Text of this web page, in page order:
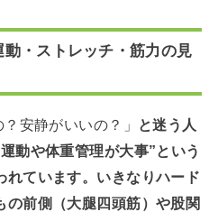
・ストレッチ・筋力の見
安静がいいの？」
と迷う人
動や体重管理が大事”という
れています。いきなりハード
の前側（大腿四頭筋）や股関